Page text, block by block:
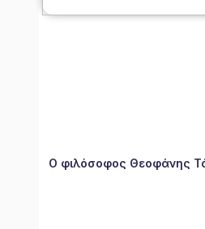
Ο φιλόσοφος Θεοφάνης